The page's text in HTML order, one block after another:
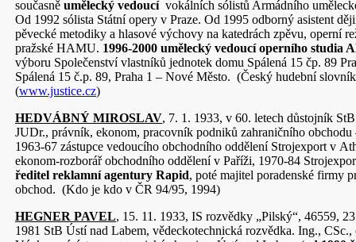
současně umělecký vedoucí vokálních sólistů Armádního
Od 1992 sólista Státní opery v Praze. Od 1995 odborný asistent
pěvecké metodiky a hlasové výchovy na katedrách zpěvu, operní
pražské HAMU. 1996-2000 umělecký vedoucí operního studia
výboru Společenství vlastníků jednotek domu Spálená 15 čp. 89
Spálená 15 č.p. 89, Praha 1 – Nové Město. (Český hudební
(www.justice.cz)
HEDVÁBNÝ MIROSLAV, 7. 1. 1933, v 60. letech důstojník
JUDr., právník, ekonom, pracovník podniků zahraničního
1963-67 zástupce vedoucího obchodního oddělení Strojexport v
ekonom-rozborář obchodního oddělení v Paříži, 1970-84
ředitel reklamní agentury Rapid, poté majitel poradenské firmy
obchod. (Kdo je kdo v ČR 94/95, 1994)
HEGNER PAVEL, 15. 11. 1933, IS rozvědky „Pilský“, 46559,
1981 StB Ústí nad Labem, vědeckotechnická rozvědka. Ing.,